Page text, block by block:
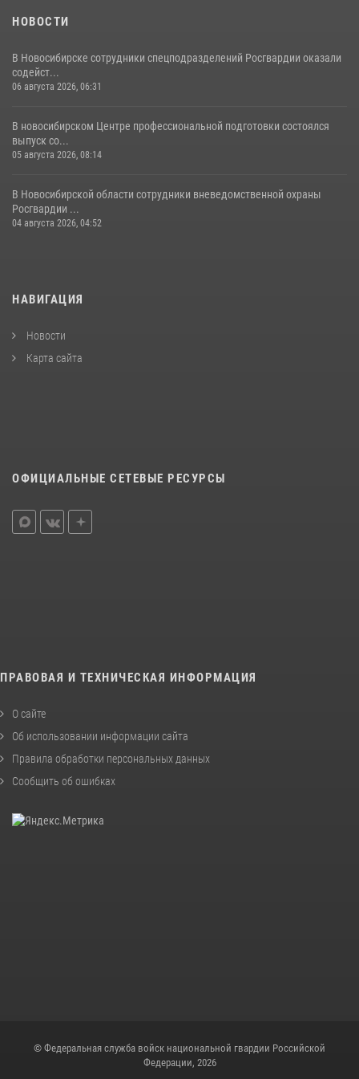
НОВОСТИ
В Новосибирске сотрудники спецподразделений Росгвардии оказали
содейст...
06 августа 2026, 06:31
В новосибирском Центре профессиональной подготовки состоялся
выпуск со...
05 августа 2026, 08:14
В Новосибирской области сотрудники вневедомственной охраны
Росгвардии ...
04 августа 2026, 04:52
НАВИГАЦИЯ
Новости
Карта сайта
ОФИЦИАЛЬНЫЕ СЕТЕВЫЕ РЕСУРСЫ
ПРАВОВАЯ И ТЕХНИЧЕСКАЯ ИНФОРМАЦИЯ
О сайте
Об использовании информации сайта
Правила обработки персональных данных
Сообщить об ошибках
© Федеральная служба войск национальной гвардии Российской
Федерации, 2026